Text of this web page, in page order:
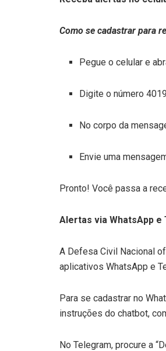
Como se cadastrar para
Pegue o celular e
Digite o número
No corpo da
Envie uma
Pronto! Você passa a
Alertas via WhatsApp e
A Defesa Civil Nacional
aplicativos WhatsApp e
Para se cadastrar no
instruções do chatbot,
No Telegram, procure a